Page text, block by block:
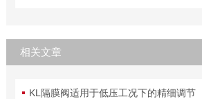
相关文章
KL隔膜阀适用于低压工况下的精细调节